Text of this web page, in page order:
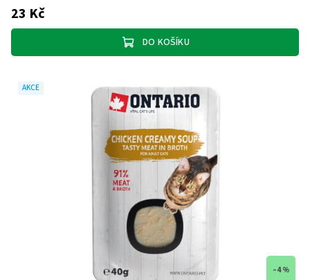
23 Kč
DO KOŠÍKU
AKCE
–4 %